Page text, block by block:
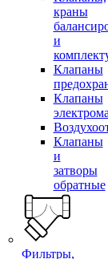
краны
и
Клапаны
Клапаны
Клапаны
и
затворы
обратные
Фильтры,